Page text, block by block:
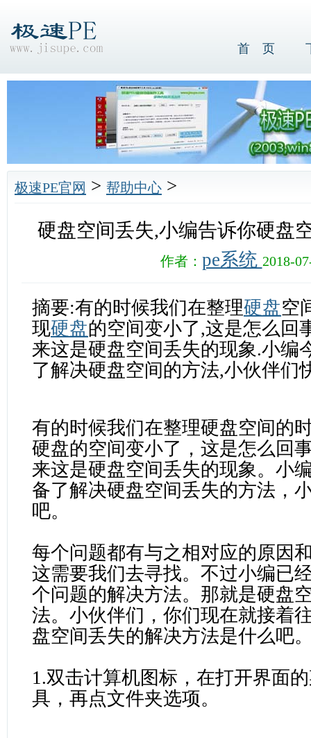
首 页
极速PE官网 > 帮助中心 >
硬盘空间丢失,小编告诉你硬盘
作者： pe系统 2018-
摘要:有的时候我们在整理硬盘空
现硬盘的空间变小了,这是怎么回
来这是硬盘空间丢失的现象.小编
了解决硬盘空间的方法,小伙伴们
有的时候我们在整理硬盘空间的
硬盘的空间变小了，这是怎么回
来这是硬盘空间丢失的现象。小
备了解决硬盘空间丢失的方法，
吧。
每个问题都有与之相对应的原因
这需要我们去寻找。不过小编已
个问题的解决方法。那就是硬盘
法。小伙伴们，你们现在就接着
盘空间丢失的解决方法是什么吧
1.双击计算机图标，在打开界面
具，再点文件夹选项。